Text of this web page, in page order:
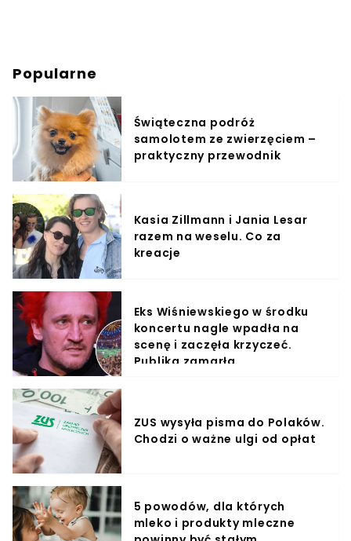
Popularne
Świąteczna podróż
samolotem ze zwierzęciem –
praktyczny przewodnik
Kasia Zillmann i Jania Lesar
razem na weselu. Co za
kreacje
Eks Wiśniewskiego w środku
koncertu nagle wpadła na
scenę i zaczęła krzyczeć.
Publika zamarła
ZUS wysyła pisma do Polaków.
Chodzi o ważne ulgi od opłat
5 powodów, dla których
mleko i produkty mleczne